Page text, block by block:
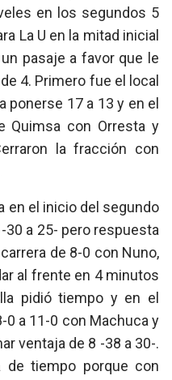
en los segundos 5
La U en la mitad inicial
pasaje a favor que le
4. Primero fue el local
ponerse 17 a 13 y en el
Quimsa con Orresta y
la fracción con
en el inicio del segundo
30 a 25- pero respuesta
de 8-0 con Nuno,
al frente en 4 minutos
pidió tiempo y en el
0 a 11-0 con Machuca y
ventaja de 8 -38 a 30-.
de tiempo porque con